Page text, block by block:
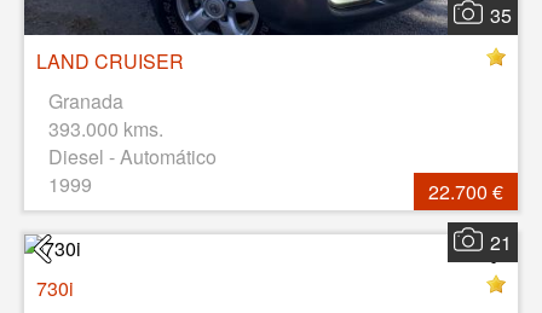
35
LAND CRUISER
Granada
393.000 kms.
Diesel - Automático
1999
22.700 €
21
730i